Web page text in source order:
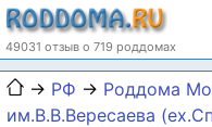
49031 отзыв о 719 роддомах
→ РФ → Роддома
им.В.В.Вересаева